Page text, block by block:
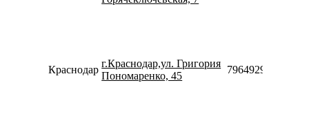
Краснодар
г.Краснодар,ул. Григория
Пономаренко, 45
79649295144